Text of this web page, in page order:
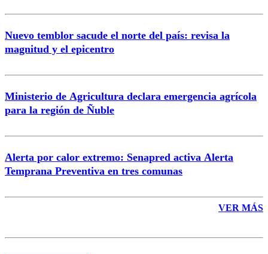
Nuevo temblor sacude el norte del país: revisa la
magnitud y el epicentro
Ministerio de Agricultura declara emergencia agrícola
para la región de Ñuble
Alerta por calor extremo: Senapred activa Alerta
Temprana Preventiva en tres comunas
VER MÁS